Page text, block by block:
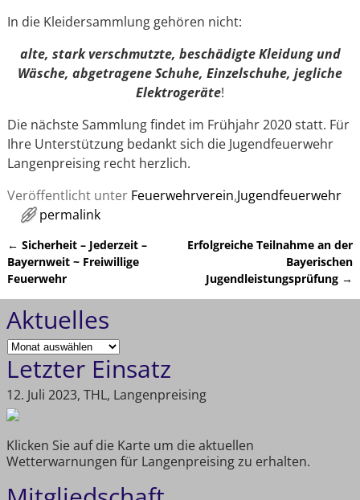
In die Kleidersammlung gehören nicht:
alte, stark verschmutzte, beschädigte Kleidung und
Wäsche, abgetragene Schuhe, Einzelschuhe, jegliche
Elektrogeräte!
Die nächste Sammlung findet im Frühjahr 2020 statt. Für
Ihre Unterstützung bedankt sich die Jugendfeuerwehr
Langenpreising recht herzlich.
Veröffentlicht unter Feuerwehrverein,Jugendfeuerwehr
permalink
Artikelnavigation
← Sicherheit – Jederzeit –
Bayernweit ~ Freiwillige
Feuerwehr
Erfolgreiche Teilnahme an der
Bayerischen
Jugendleistungsprüfung →
Aktuelles
Letzter Einsatz
12. Juli 2023, THL, Langenpreising
Klicken Sie auf die Karte um die aktuellen
Wetterwarnungen für Langenpreising zu erhalten.